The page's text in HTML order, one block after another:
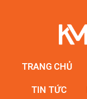
TRANG CHỦ
TIN TỨC